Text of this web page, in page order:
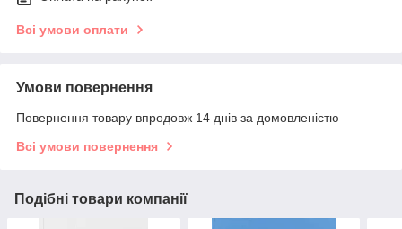
Всі умови оплати
Умови повернення
Повернення товару впродовж 14 днів за домовленістю
Всі умови повернення
Подібні товари компанії